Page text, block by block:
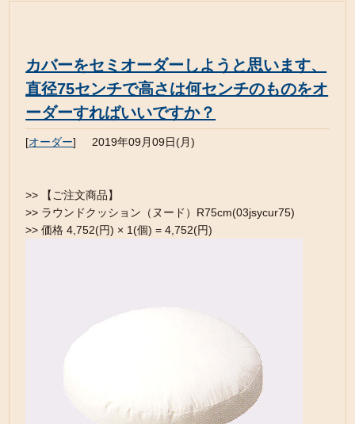
カバーをセミオーダーしようと思います、
直径75センチで高さは何センチのものをオ
ーダーすればいいですか？
[オーダー] 2019年09月09日(月)
>> 【ご注文商品】
>> ラウンドクッション（ヌード）R75cm(03jsycur75)
>> 価格 4,752(円) × 1(個) = 4,752(円)